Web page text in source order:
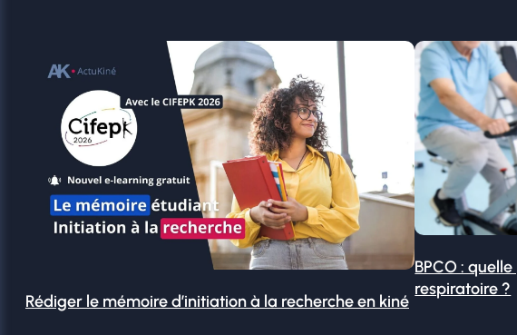
Rédiger le mémoire d’initiation à la recherche en kiné
BPCO :
respiratoire ?